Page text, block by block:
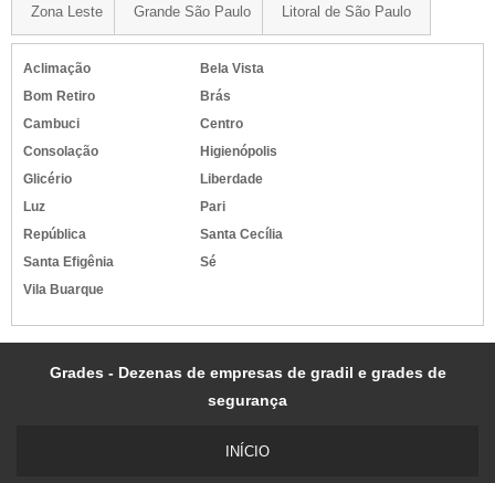
Zona Leste Grande São Paulo Litoral de São Paulo
Aclimação
Bela Vista
Bom Retiro
Brás
Cambuci
Centro
Consolação
Higienópolis
Glicério
Liberdade
Luz
Pari
República
Santa Cecília
Santa Efigênia
Sé
Vila Buarque
Grades - Dezenas de empresas de gradil e grades de
segurança
INÍ­CIO